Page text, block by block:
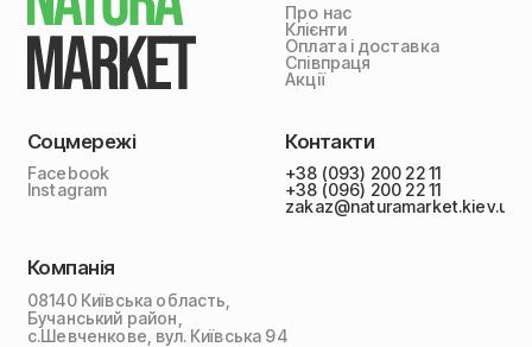
Про нас
Клієнти
Оплата і доставка
Співпраця
Акції
Соцмережі
Facebook
Instagram
Контакти
+38 (093) 200 22 11
+38 (096) 200 22 11
zakaz@naturamarket.kiev.ua
Компанія
08140 Київська область,
Бучанський район,
с.Шевченкове, вул. Київська 94